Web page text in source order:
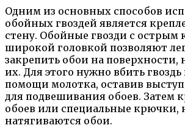
Одним из основных способов
обойных гвоздей является
стену. Обойные гвозди с острым
широкой головкой позволяют
закрепить обои на поверхности,
их. Для этого нужно вбить гвоздь
помощи молотка, оставив
для подвешивания обоев. Затем
обоев или специальные крючки,
натягиваются обои.